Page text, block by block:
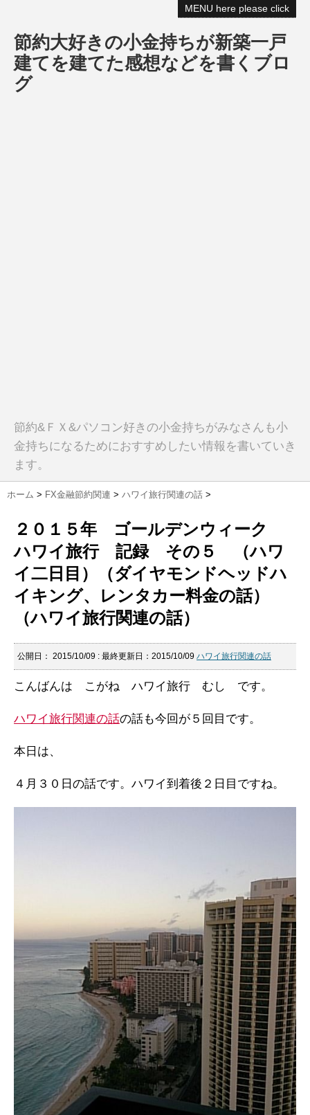
MENU here please click
節約大好きの小金持ちが新築一戸
建てを建てた感想などを書くブロ
グ
節約&ＦＸ&パソコン好きの小金持ちがみなさんも小
金持ちになるためにおすすめしたい情報を書いていき
ます。
ホーム > FX金融節約関連 > ハワイ旅行関連の話 >
２０１５年 ゴールデンウィーク
ハワイ旅行 記録 その５ （ハワ
イ二日目）（ダイヤモンドヘッドハ
イキング、レンタカー料金の話）
（ハワイ旅行関連の話）
公開日： 2015/10/09 : 最終更新日：2015/10/09 ハワイ旅行関連の話
こんばんは こがね ハワイ旅行 むし です。
ハワイ旅行関連の話の話も今回が５回目です。
本日は、
４月３０日の話です。ハワイ到着後２日目ですね。